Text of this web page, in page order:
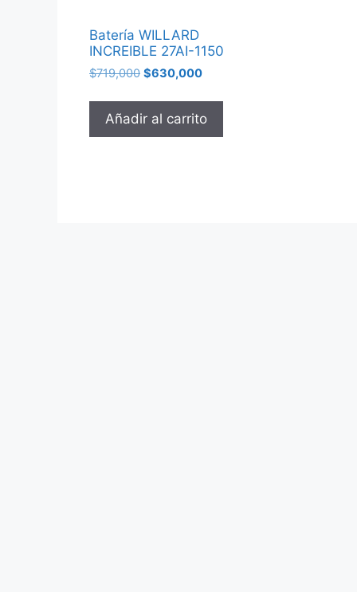
Batería WILLARD
INCREIBLE 27AI-1150
$719,000 $630,000
Añadir al carrito